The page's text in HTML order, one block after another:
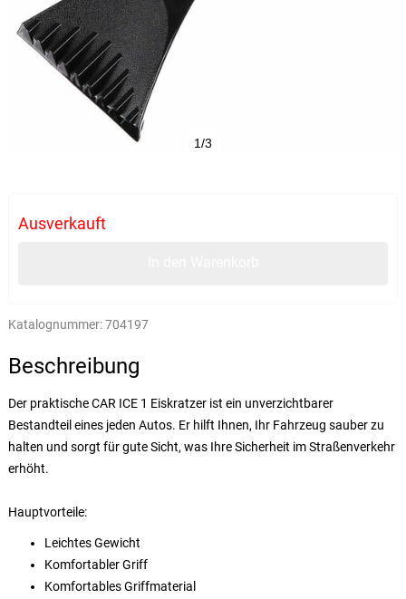
1/3
Ausverkauft
Katalognummer:704197
Beschreibung
Der praktische CAR ICE 1 Eiskratzer ist ein unverzichtbarer
Bestandteil eines jeden Autos. Er hilft Ihnen, Ihr Fahrzeug sauber zu
halten und sorgt für gute Sicht, was Ihre Sicherheit im Straßenverkehr
erhöht.
Hauptvorteile:
Leichtes Gewicht
Komfortabler Griff
Komfortables Griffmaterial